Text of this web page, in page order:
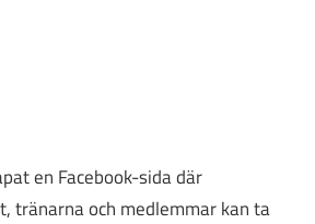
en Facebook-sida där
tränarna och medlemmar kan ta